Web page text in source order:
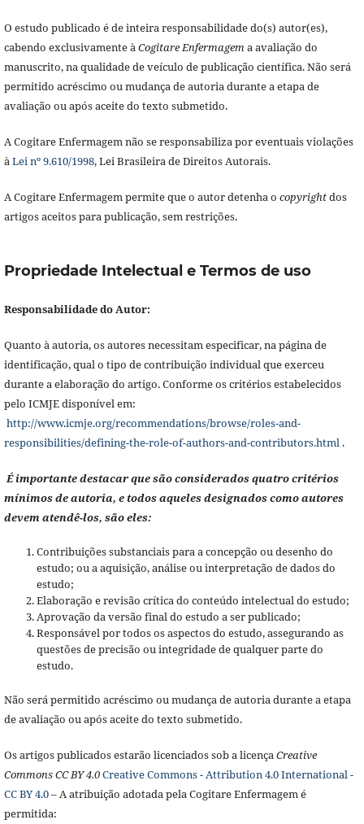
O estudo publicado é de inteira responsabilidade do(s) autor(es),
cabendo exclusivamente à Cogitare Enfermagem a avaliação do
manuscrito, na qualidade de veículo de publicação científica. Não será
permitido acréscimo ou mudança de autoria durante a etapa de
avaliação ou após aceite do texto submetido.
A Cogitare Enfermagem não se responsabiliza por eventuais violações
à Lei nº 9.610/1998, Lei Brasileira de Direitos Autorais.
A Cogitare Enfermagem permite que o autor detenha o copyrightdos
artigos aceitos para publicação, sem restrições.
Propriedade Intelectual e Termos de uso
Responsabilidade do Autor:
Quanto à autoria, os autores necessitam especificar, na página de
identificação, qual o tipo de contribuição individual que exerceu
durante a elaboração do artigo. Conforme os critérios estabelecidos
pelo ICMJE disponível em:
http://www.icmje.org/recommendations/browse/roles-and-
responsibilities/defining-the-role-of-authors-and-contributors.html.
É importante destacar que são considerados quatro critérios
mínimos de autoria, e todos aqueles designados como autores
devem atendê-los, são eles:
Contribuições substanciais para a concepção ou desenho do
estudo; ou a aquisição, análise ou interpretação de dados do
estudo;
Elaboração e revisão crítica do conteúdo intelectual do estudo;
Aprovação da versão final do estudo a ser publicado;
Responsável por todos os aspectos do estudo, assegurando as
questões de precisão ou integridade de qualquer parte do
estudo.
Não será permitido acréscimo ou mudança de autoria durante a etapa
de avaliação ou após aceite do texto submetido.
Os artigos publicados estarão licenciados sob a licençaCreative
Commons CC BY 4.0Creative Commons - Attribution 4.0 International -
CC BY 4.0– A atribuição adotada pela Cogitare Enfermagem é
permitida: